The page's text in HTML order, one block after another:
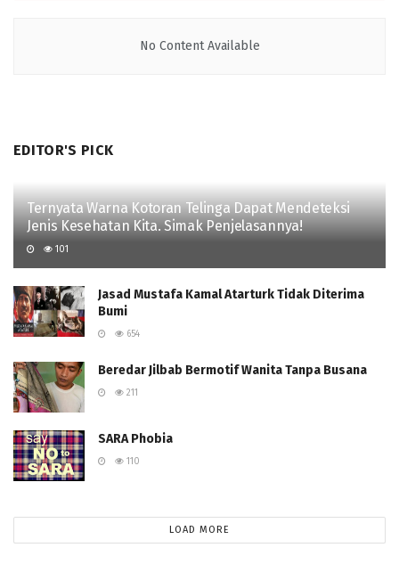
No Content Available
EDITOR'S PICK
Ternyata Warna Kotoran Telinga Dapat Mendeteksi
Jenis Kesehatan Kita. Simak Penjelasannya!
101
Jasad Mustafa Kamal Atarturk Tidak Diterima
Bumi
654
Beredar Jilbab Bermotif Wanita Tanpa Busana
211
SARA Phobia
110
LOAD MORE